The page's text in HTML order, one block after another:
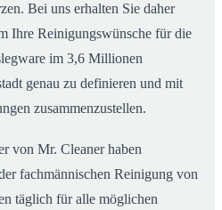
Bei uns erhalten Sie daher
Ihre Reinigungswünsche für die
im 3,6 Millionen
genau zu definieren und mit
zusammenzustellen.
von Mr. Cleaner haben
fachmännischen Reinigung von
täglich für alle möglichen